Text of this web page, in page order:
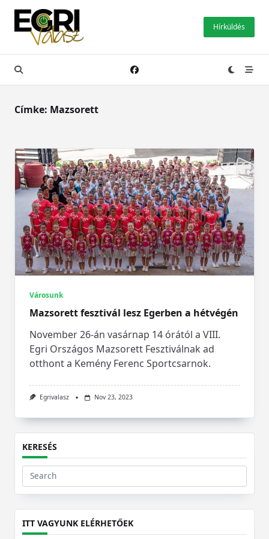
Skip
content
Hírküldés
Címke: Mazsorett
Városunk
Mazsorett fesztivál lesz Egerben a hétvégén
November 26-án vasárnap 14 órától a VIII.
Egri Országos Mazsorett Fesztiválnak ad
otthont a Kemény Ferenc Sportcsarnok.
Egrivalasz Nov 23, 2023
KERESÉS
Search
for:
ITT VAGYUNK ELÉRHETŐEK